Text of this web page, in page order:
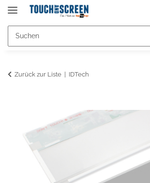
Zurück zur Liste IDTech